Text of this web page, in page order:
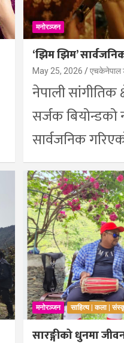
मनोरञ्जन
‘झिम झिम’
May 25, 2026 एचकेनेपाल
नेपाली सांगीतिक
सर्जक बियोन्डको
सार्वजनिक
मनोरञ्जन साहित्य | कला |
सारङ्गीको धुनमा